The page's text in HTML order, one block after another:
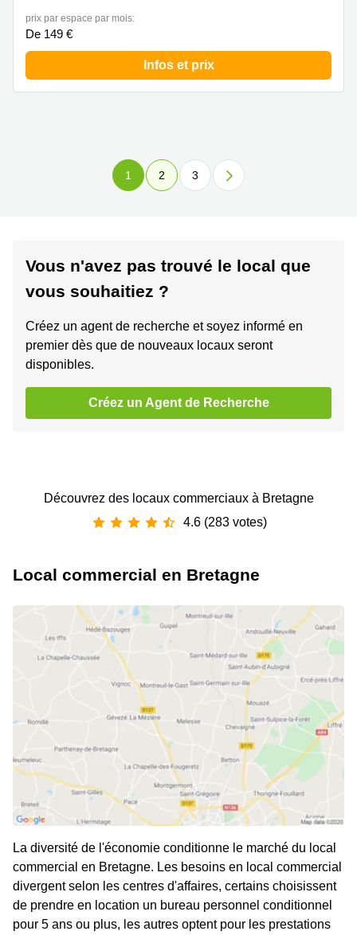
prix par espace par mois:
De 149 €
Infos et prix
1 2 3
Vous n'avez pas trouvé le local que
vous souhaitiez ?
Créez un agent de recherche et soyez informé en
premier dès que de nouveaux locaux seront
disponibles.
Créez un Agent de Recherche
Découvrez des locaux commerciaux à Bretagne
4.6 (283 votes)
Local commercial en Bretagne
La diversité de l'économie conditionne le marché du local
commercial en Bretagne. Les besoins en local commercial
divergent selon les centres d'affaires, certains choisissent
de prendre en location un bureau personnel conditionnel
pour 5 ans ou plus, les autres optent pour les prestations